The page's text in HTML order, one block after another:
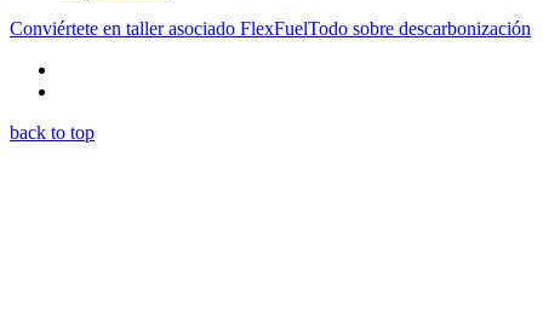
Conviértete en taller asociado FlexFuelTodo sobre descarbonización
back to top